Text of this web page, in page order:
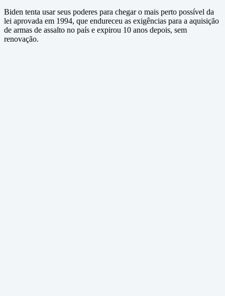
Biden tenta usar seus poderes para chegar o mais perto possível da
lei aprovada em 1994, que endureceu as exigências para a aquisição
de armas de assalto no país e expirou 10 anos depois, sem
renovação.